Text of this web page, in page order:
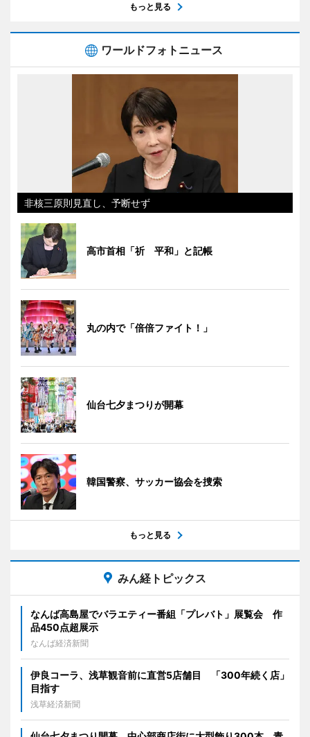
もっと見る
ワールドフォトニュース
非核三原則見直し、予断せず
高市首相「祈 平和」と記帳
丸の内で「倍倍ファイト！」
仙台七夕まつりが開幕
韓国警察、サッカー協会を捜索
もっと見る
みん経トピックス
なんば高島屋でバラエティー番組「プレバト」展覧会 作
品450点超展示
なんば経済新聞
伊良コーラ、浅草観音前に直営5店舗目 「300年続く店」
目指す
浅草経済新聞